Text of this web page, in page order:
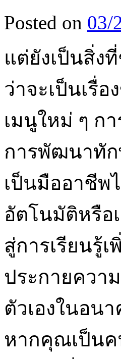
Posted on 03/
แต่ยังเป็นสิ่ง
ว่าจะเป็นเรื่
เมนูใหม่ ๆ ก
การพัฒนาทัก
เป็นมืออาชีพ
อัตโนมัติหรือ
สู่การเรียนรู้
ประกายควา
ตัวเองในอน
หากคุณเป็น